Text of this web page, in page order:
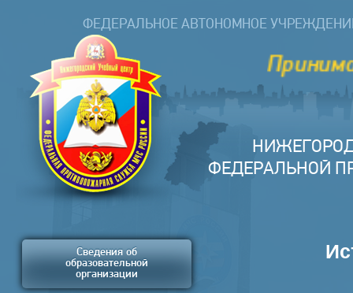
ФЕДЕРАЛЬНОЕ АВТОНОМНОЕ
Принимаем
ФЕДЕРАЛЬНОЙ
Сведения об
образовательной
организации